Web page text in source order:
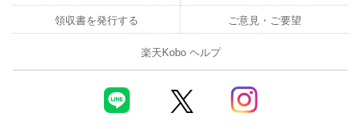
領収書を発行する ご意見・ご要望
楽天Kobo ヘルプ